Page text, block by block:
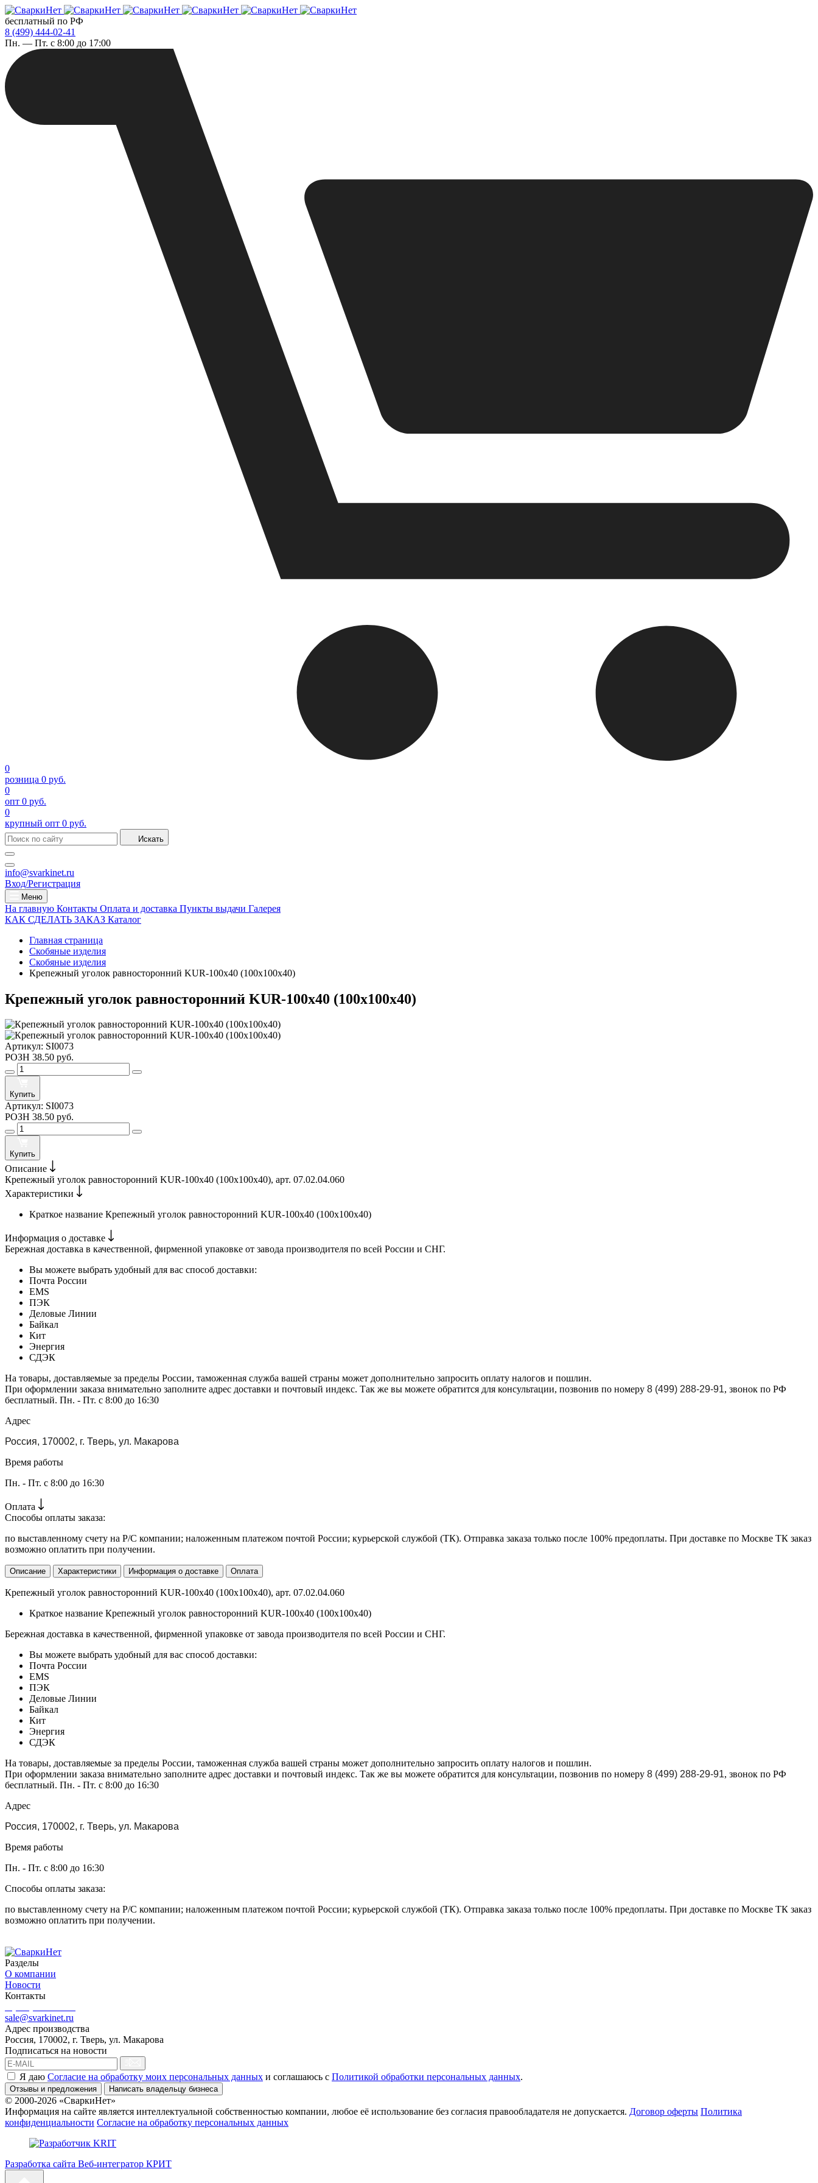
бесплатный по РФ
8 (499) 444-02-41
Пн. — Пт. с 8:00 до 17:00
0
розница 0 руб.
0
опт 0 руб.
0
крупный опт 0 руб.
Искать
info@svarkinet.ru
Вход/Регистрация
Меню
На главную Контакты Оплата и доставка Пункты выдачи Галерея
КАК СДЕЛАТЬ ЗАКАЗ Каталог
Главная страница
Скобяные изделия
Скобяные изделия
Крепежный уголок равносторонний KUR-100х40 (100х100х40)
Крепежный уголок равносторонний KUR-100х40 (100х100х40)
Артикул: SI0073
РОЗН 38.50 руб.
Купить
Артикул: SI0073
РОЗН 38.50 руб.
Купить
Описание
Крепежный уголок равносторонний KUR-100х40 (100х100х40), арт. 07.02.04.060
Характеристики
Краткое название Крепежный уголок равносторонний KUR-100х40 (100х100х40)
Информация о доставке
Бережная доставка в качественной, фирменной упаковке от завода производителя по всей России и СНГ.
Вы можете выбрать удобный для вас способ доставки:
Почта России
EMS
ПЭК
Деловые Линии
Байкал
Кит
Энергия
СДЭК
На товары, доставляемые за пределы России, таможенная служба вашей страны может дополнительно запросить оплату налогов и пошлин.
При оформлении заказа внимательно заполните адрес доставки и почтовый индекс. Так же вы можете обратится для консультации, позвонив по номеру 8 (499) 288-29-91, звонок по РФ
бесплатный. Пн. - Пт. с 8:00 до 16:30
Адрес
Россия, 170002, г. Тверь, ул. Макарова
Время работы
Пн. - Пт. с 8:00 до 16:30
Оплата
Способы оплаты заказа:
по выставленному счету на Р/С компании; наложенным платежом почтой России; курьерской службой (ТК). Отправка заказа только после 100% предоплаты. При доставке по Москве ТК заказ
возможно оплатить при получении.
Описание Характеристики Информация о доставке Оплата
Крепежный уголок равносторонний KUR-100х40 (100х100х40), арт. 07.02.04.060
Краткое название Крепежный уголок равносторонний KUR-100х40 (100х100х40)
Бережная доставка в качественной, фирменной упаковке от завода производителя по всей России и СНГ.
Вы можете выбрать удобный для вас способ доставки:
Почта России
EMS
ПЭК
Деловые Линии
Байкал
Кит
Энергия
СДЭК
На товары, доставляемые за пределы России, таможенная служба вашей страны может дополнительно запросить оплату налогов и пошлин.
При оформлении заказа внимательно заполните адрес доставки и почтовый индекс. Так же вы можете обратится для консультации, позвонив по номеру 8 (499) 288-29-91, звонок по РФ
бесплатный. Пн. - Пт. с 8:00 до 16:30
Адрес
Россия, 170002, г. Тверь, ул. Макарова
Время работы
Пн. - Пт. с 8:00 до 16:30
Способы оплаты заказа:
по выставленному счету на Р/С компании; наложенным платежом почтой России; курьерской службой (ТК). Отправка заказа только после 100% предоплаты. При доставке по Москве ТК заказ
возможно оплатить при получении.
Разделы
О компании
Новости
Контакты
sale@svarkinet.ru
Адрес производства
Россия, 170002, г. Тверь, ул. Макарова
Подписаться на новости
Я даю Согласие на обработку моих персональных данных и соглашаюсь c Политикой обработки персональных данных.
Отзывы и предложения Написать владельцу бизнеса
© 2000-2026 «СваркиНет»
Информация на сайте является интеллектуальной собственностью компании, любое её использование без согласия правообладателя не допускается. Договор оферты Политика
конфиденциальности Согласие на обработку персональных данных
Разработка сайта Веб-интегратор КРИТ